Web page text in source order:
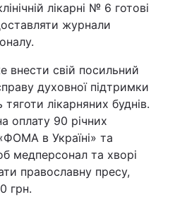
лікарні № 6 готові
журнали
свій посильний
духовної підтримки
лікарняних буднів.
оплату 90 річних
в Україні» та
медперсонал та хворі
православну пресу,
грн.